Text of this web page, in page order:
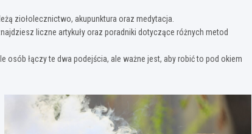
ziołolecznictwo, akupunktura oraz medytacja.
liczne artykuły oraz poradniki dotyczące różnych metod
osób łączy te dwa podejścia, ale ważne jest, aby robić to pod okiem